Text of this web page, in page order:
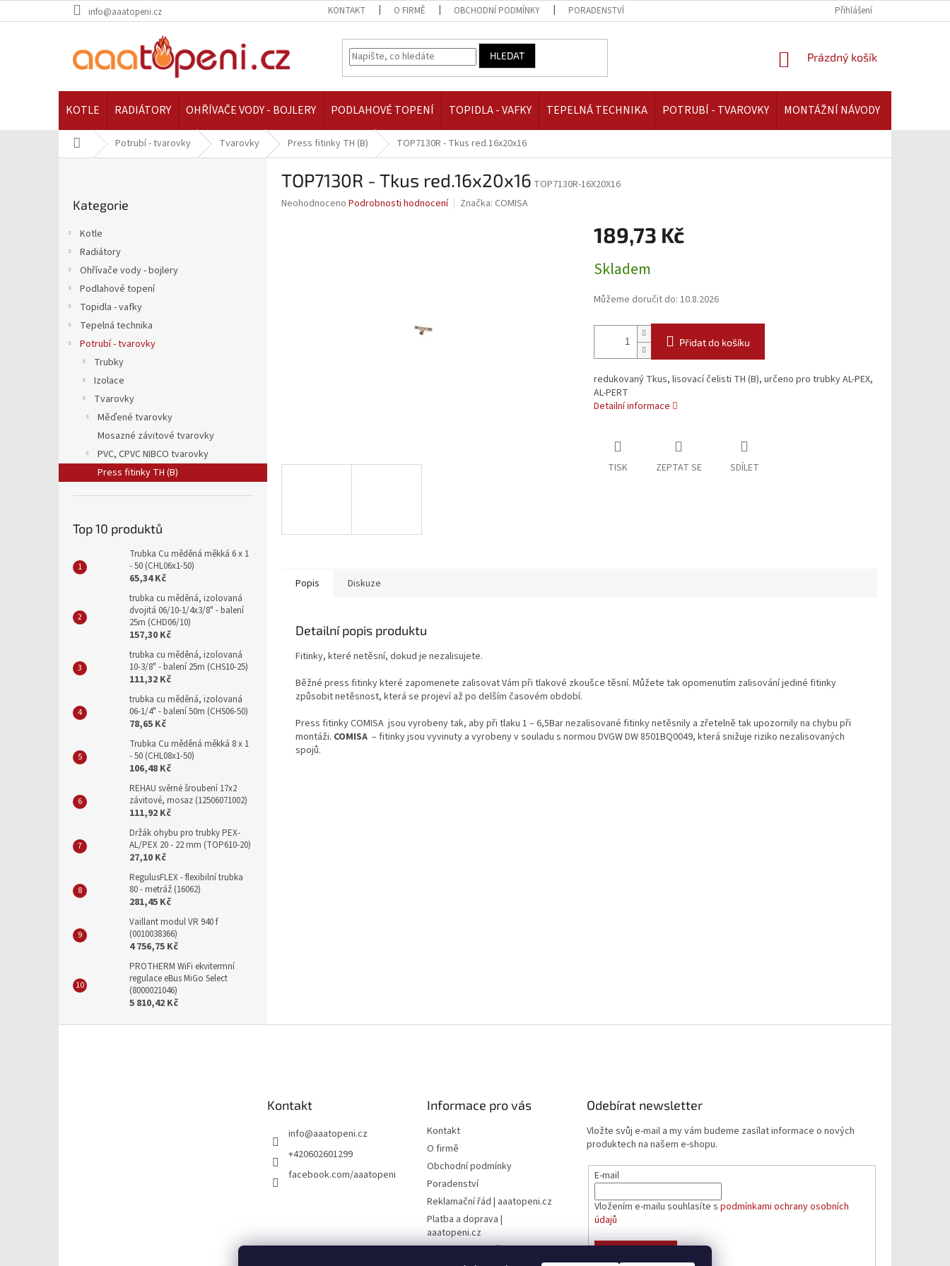
na
info@aaatopeni.cz KONTAKT O FIRMĚ OBCHODNÍ PODMÍNKY PORADENSTVÍ PLATBA A DOPRAVA |
Přihlášení
HLEDAT
NÁKUPNÍ
Prázdný košík
KOTLE RADIÁTORY OHŘÍVAČE VODY - BOJLERY PODLAHOVÉ TOPENÍ TOPIDLA - VAFKY TEPELNÁ TECHNIKA POTRUBÍ - TVAROVKY MONTÁŽNÍ NÁVODY
Domů Potrubí - tvarovky Tvarovky Press fitinky TH (B) TOP7130R - Tkus red.16x20x16
kategorie
Kategorie
Kotle
Radiátory
Ohřívače vody - bojlery
Podlahové topení
Topidla - vafky
Tepelná technika
Potrubí - tvarovky
Trubky
Izolace
Tvarovky
Měďené tvarovky
Mosazné závitové tvarovky
PVC, CPVC NIBCO tvarovky
Press fitinky TH (B)
Top 10 produktů
Trubka Cu měděná měkká 6 x 1
- 50 (CHL06x1-50)
65,34 Kč
trubka cu měděná, izolovaná
dvojitá 06/10-1/4x3/8" - balení
25m (CHD06/10)
157,30 Kč
trubka cu měděná, izolovaná
10-3/8" - balení 25m (CHS10-25)
111,32 Kč
trubka cu měděná, izolovaná
06-1/4" - balení 50m (CHS06-50)
78,65 Kč
Trubka Cu měděná měkká 8 x 1
- 50 (CHL08x1-50)
106,48 Kč
REHAU svěrné šroubení 17x2
závitové, mosaz (12506071002)
111,92 Kč
Držák ohybu pro trubky PEX-
AL/PEX 20 - 22 mm (TOP610-20)
27,10 Kč
RegulusFLEX - flexibilní trubka
80 - metráž (16062)
281,45 Kč
Vaillant modul VR 940 f
(0010038366)
4 756,75 Kč
PROTHERM WiFi ekvitermní
regulace eBus MiGo Select
(8000021046)
5 810,42 Kč
TOP7130R - Tkus red.16x20x16 TOP7130R-16X20X16
Průměrné
Neohodnoceno Podrobnosti hodnocení Značka: COMISA
189,73 Kč
cena:
Skladem
Můžeme doručit do: 10.8.2026
Přidat do košíku
redukovaný Tkus, lisovací čelisti TH (B), určeno pro trubky AL-PEX,
AL-PERT
Detailní informace
TISK ZEPTAT SE SDÍLET
Popis Diskuze
Detailní popis produktu
Fitinky, které netěsní, dokud je nezalisujete.
Běžné press fitinky které zapomenete zalisovat Vám při tlakové zkoušce těsní. Můžete tak opomenutím zalisování jediné fitinky
způsobit netěsnost, která se projeví až po delším časovém období.
Press fitinky COMISA jsou vyrobeny tak, aby při tlaku 1 – 6,5Bar nezalisované fitinky netěsnily a zřetelně tak upozornily na chybu při
montáži. COMISA – fitinky jsou vyvinuty a vyrobeny v souladu s normou DVGW DW 8501BQ0049, která snižuje riziko nezalisovaných
spojů.
Kontakt
info@aaatopeni.cz
+420602601299
facebook.com/aaatopeni
Informace pro vás
Kontakt
O firmě
Obchodní podmínky
Poradenství
Reklamační řád | aaatopeni.cz
Platba a doprava |
aaatopeni.cz
Odebírat newsletter
Vložte svůj e-mail a my vám budeme zasílat informace o nových
produktech na našem e-shopu.
E-mail
Vložením e-mailu souhlasíte spodmínkami ochrany osobních
údajů